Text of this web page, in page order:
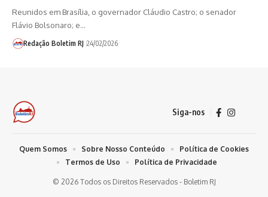
Reunidos em Brasília, o governador Cláudio Castro; o senador
Flávio Bolsonaro; e…
Redação Boletim RJ 24/02/2026
Siga-nos
© 2026 Todos os Direitos Reservados - Boletim RJ
Quem Somos Sobre Nosso Conteúdo
Política de Cookies
Termos de Uso
Política de Privacidade